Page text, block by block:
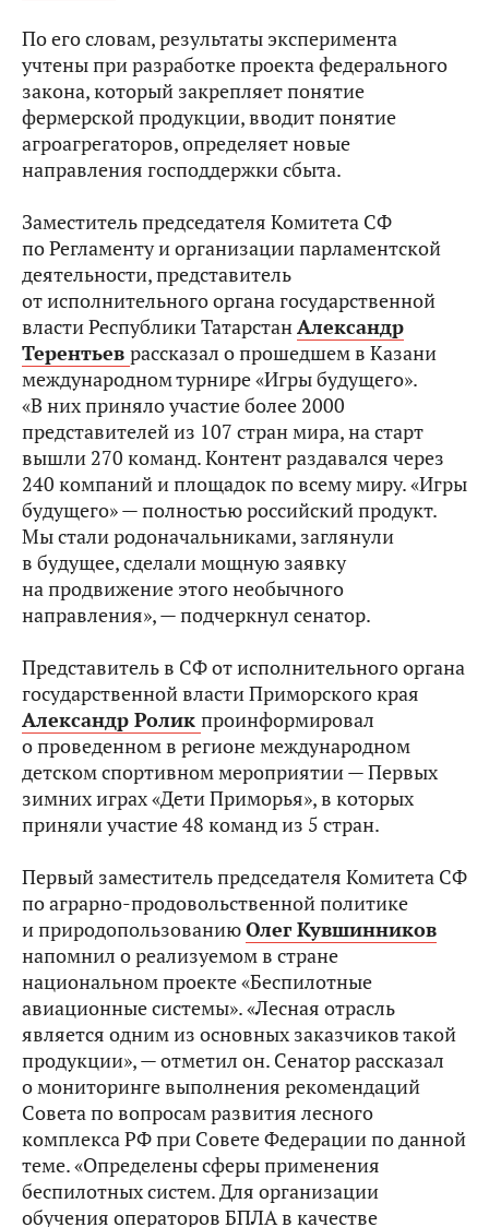
По его словам, результаты эксперимента
учтены при разработке проекта федерального
закона, который закрепляет понятие
фермерской продукции, вводит понятие
агроагрегаторов, определяет новые
направления господдержки сбыта.
Заместитель председателя Комитета СФ
по Регламенту и организации парламентской
деятельности, представитель
от исполнительного органа государственной
власти Республики ТатарстанАлександр
Терентьев рассказал о прошедшем в Казани
международном турнире «Игры будущего».
«В них приняло участие более 2000
представителей из 107 стран мира, на старт
вышли 270 команд. Контент раздавался через
240 компаний и площадок по всему миру. «Игры
будущего» — полностью российский продукт.
Мы стали родоначальниками, заглянули
в будущее, сделали мощную заявку
на продвижение этого необычного
направления», — подчеркнул сенатор.
Представитель в СФ от исполнительного органа
государственной власти Приморского края
Александр Ролик проинформировал
о проведенном в регионе международном
детском спортивном мероприятии — Первых
зимних играх «Дети Приморья», в которых
приняли участие 48 команд из 5 стран.
Первый заместитель председателя Комитета СФ
по аграрно-продовольственной политике
и природопользованиюОлег Кувшинников
напомнил о реализуемом в стране
национальном проекте «Беспилотные
авиационные системы». «Лесная отрасль
является одним из основных заказчиков такой
продукции», — отметил он. Сенатор рассказал
о мониторинге выполнения рекомендаций
Совета по вопросам развития лесного
комплекса РФ при Совете Федерации по данной
теме. «Определены сферы применения
беспилотных систем. Для организации
обучения операторов БПЛА в качестве